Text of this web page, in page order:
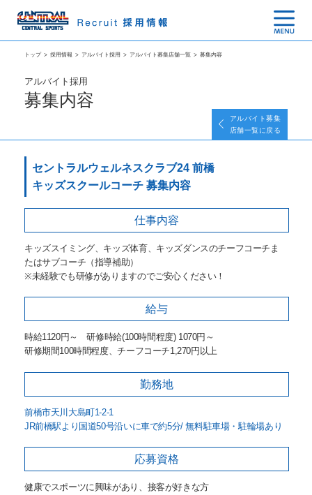
トップ > 採用情報 > アルバイト採用 > アルバイト募集店舗一覧 > 募集内容
アルバイト採用
募集内容
アルバイト募集
店舗一覧に戻る
セントラルウェルネスクラブ24 前橋
キッズスクールコーチ 募集内容
仕事内容
キッズスイミング、キッズ体育、キッズダンスのチーフコーチま
たはサブコーチ（指導補助）
※未経験でも研修がありますのでご安心ください！
給与
時給1120円～ 研修時給(100時間程度) 1070円～
研修期間100時間程度、チーフコーチ1,270円以上
勤務地
前橋市天川大島町1-2-1
JR前橋駅より国道50号沿いに車で約5分/ 無料駐車場・駐輪場あり
応募資格
健康でスポーツに興味があり、接客が好きな方